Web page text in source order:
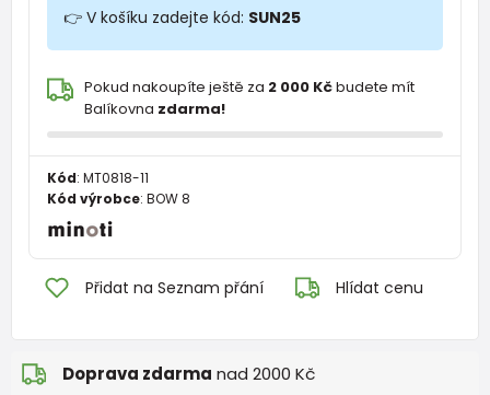
👉 V košíku zadejte kód: SUN25
Pokud nakoupíte ještě za 2 000 Kčbudete mít
Balíkovna zdarma!
Kód: MT0818-11
Kód výrobce: BOW 8
Přidat na Seznam přání Hlídat cenu
Doprava zdarma nad 2000 Kč